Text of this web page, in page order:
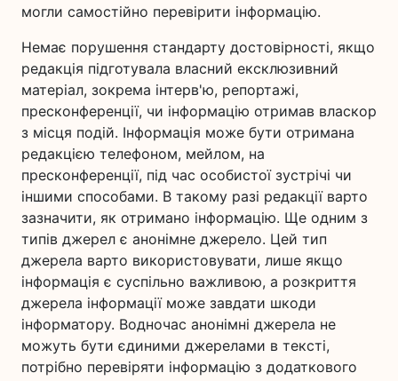
могли самостійно перевірити інформацію.
Немає порушення стандарту достовірності, якщо
редакція підготувала власний ексклюзивний
матеріал, зокрема інтерв'ю, репортажі,
пресконференції, чи інформацію отримав власкор
з місця подій. Інформація може бути отримана
редакцією телефоном, мейлом, на
пресконференції, під час особистої зустрічі чи
іншими способами. В такому разі редакції варто
зазначити, як отримано інформацію. Ще одним з
типів джерел є анонімне джерело. Цей тип
джерела варто використовувати, лише якщо
інформація є суспільно важливою, а розкриття
джерела інформації може завдати шкоди
інформатору. Водночас анонімні джерела не
можуть бути єдиними джерелами в тексті,
потрібно перевіряти інформацію з додаткового